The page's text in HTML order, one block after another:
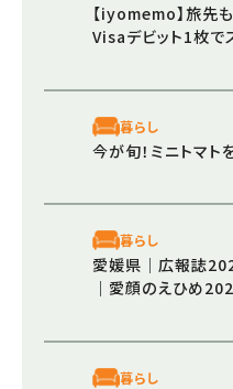
【iyomemo】旅先
Visaデビット1枚で
暮らし
今が旬！ミニトマト
暮らし
愛媛県｜広報誌
｜愛顔のえひめ
暮らし